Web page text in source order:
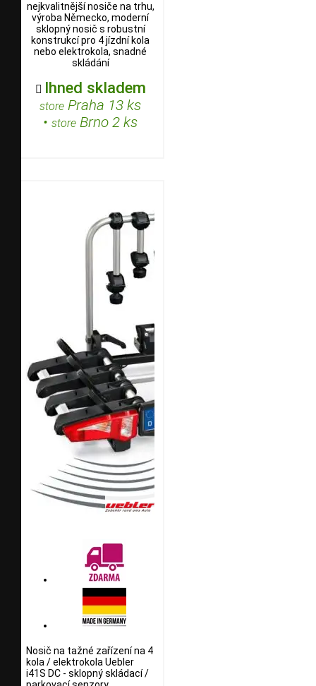
nejkvalitnější nosiče na trhu,
výroba Německo, moderní
sklopný nosič s robustní
konstrukcí pro 4 jízdní kola
nebo elektrokola, snadné
skládání
 Ihned skladem
store Praha 13 ks
• store Brno 2 ks
Nosič na tažné zařízení na 4
kola / elektrokola Uebler
i41S DC - sklopný skládací /